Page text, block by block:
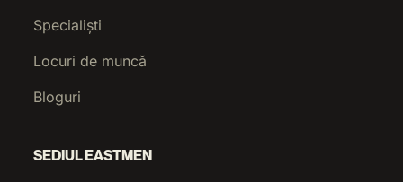
Specialiști
Locuri de muncă
Bloguri
SEDIUL EASTMEN